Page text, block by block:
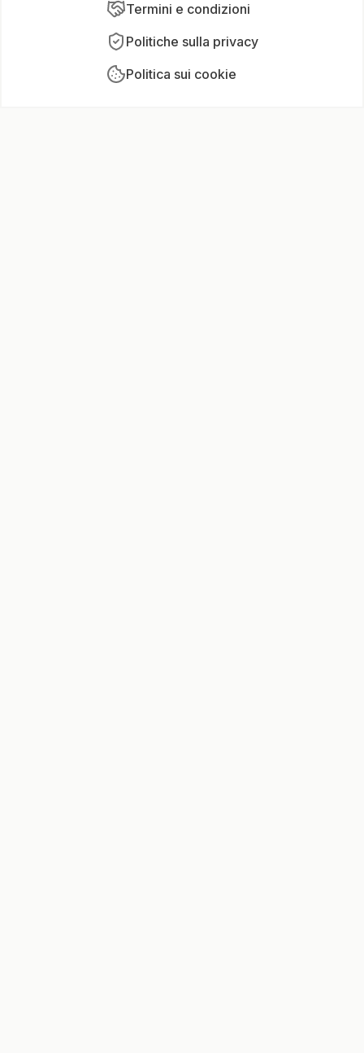
Termini e condizioni
Politiche sulla privacy
Politica sui cookie